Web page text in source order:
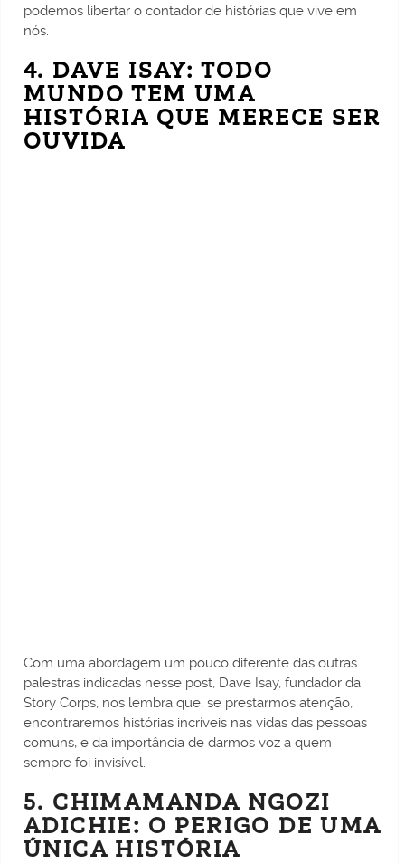
podemos libertar o contador de histórias que vive em
nós.
4. DAVE ISAY: TODO
MUNDO TEM UMA
HISTÓRIA QUE MERECE SER
OUVIDA
Com uma abordagem um pouco diferente das outras
palestras indicadas nesse post, Dave Isay, fundador da
Story Corps, nos lembra que, se prestarmos atenção,
encontraremos histórias incríveis nas vidas das pessoas
comuns, e da importância de darmos voz a quem
sempre foi invisível.
5. CHIMAMANDA NGOZI
ADICHIE: O PERIGO DE UMA
ÚNICA HISTÓRIA